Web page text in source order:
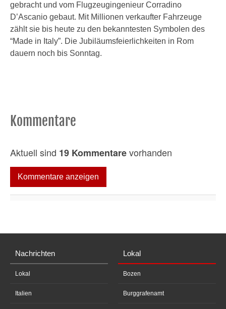
gebracht und vom Flugzeugingenieur Corradino
D’Ascanio gebaut. Mit Millionen verkaufter Fahrzeuge
zählt sie bis heute zu den bekanntesten Symbolen des
“Made in Italy”. Die Jubiläumsfeierlichkeiten in Rom
dauern noch bis Sonntag.
Kommentare
Aktuell sind 19 Kommentarevorhanden
Kommentare anzeigen
Nachrichten
Lokal
Italien
Lokal
Bozen
Burggrafenamt